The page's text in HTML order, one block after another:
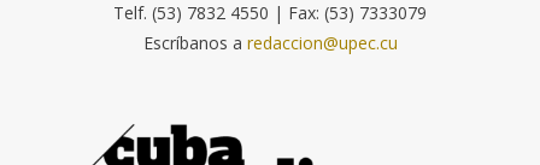
Telf. (53) 7832 4550 | Fax: (53) 7333079
Escríbanos a redaccion@upec.cu